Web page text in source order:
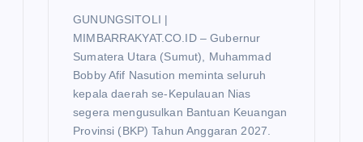
GUNUNGSITOLI |
MIMBARRAKYAT.CO.ID – Gubernur
Sumatera Utara (Sumut), Muhammad
Bobby Afif Nasution meminta seluruh
kepala daerah se-Kepulauan Nias
segera mengusulkan Bantuan Keuangan
Provinsi (BKP) Tahun Anggaran 2027.